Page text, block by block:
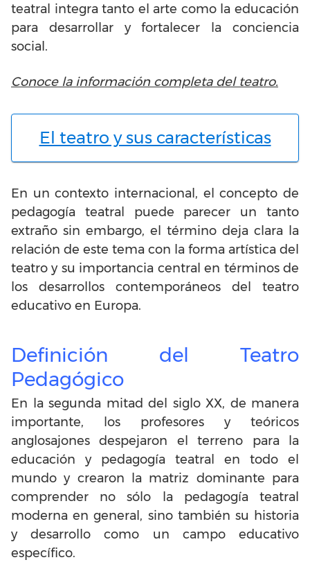
teatral integra tanto el arte como la educación
para desarrollar y fortalecer la conciencia
social.
Conoce la información completa del teatro.
El teatro y sus características
En un contexto internacional, el concepto de
pedagogía teatral puede parecer un tanto
extraño sin embargo, el término deja clara la
relación de este tema con la forma artística del
teatro y su importancia central en términos de
los desarrollos contemporáneos del teatro
educativo en Europa.
Definición del Teatro
Pedagógico
En la segunda mitad del siglo XX, de manera
importante, los profesores y teóricos
anglosajones despejaron el terreno para la
educación y pedagogía teatral en todo el
mundo y crearon la matriz dominante para
comprender no sólo la pedagogía teatral
moderna en general, sino también su historia
y desarrollo como un campo educativo
específico.